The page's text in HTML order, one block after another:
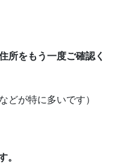
所をもう一度ご確認く
どが特に多いです）
。